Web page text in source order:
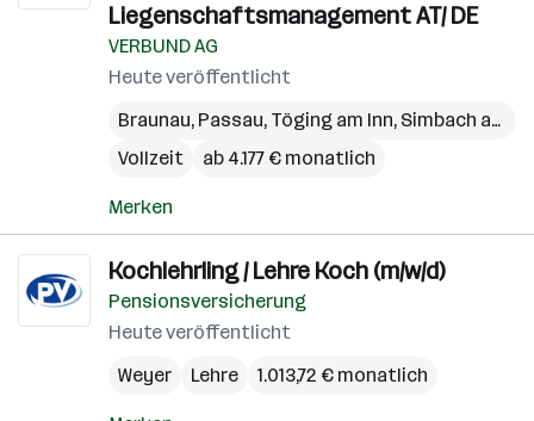
Liegenschaftsmanagement AT/ DE
VERBUND AG
Heute veröffentlicht
Braunau, Passau, Töging am Inn, Simbach am Inn
Vollzeit
ab 4.177 € monatlich
Merken
Kochlehrling / Lehre Koch (m/w/d)
Pensionsversicherung
Heute veröffentlicht
Weyer
Lehre 1.013,72 € monatlich